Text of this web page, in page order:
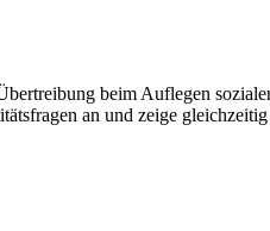
beim Auflegen
an und zeige